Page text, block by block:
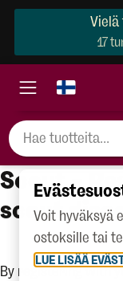
Vielä
17
Scout –
scout
By registering with
Voit hyväksyä
ostoksille tai
LUE LISÄÄ